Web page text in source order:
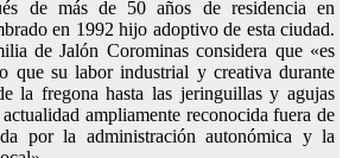
de más de 50 años de residencia en
en 1992 hijo adoptivo de esta ciudad.
de Jalón Corominas considera que «es
que su labor industrial y creativa durante
la fregona hasta las jeringuillas y agujas
ampliamente reconocida fuera de
por la administración autonómica y la